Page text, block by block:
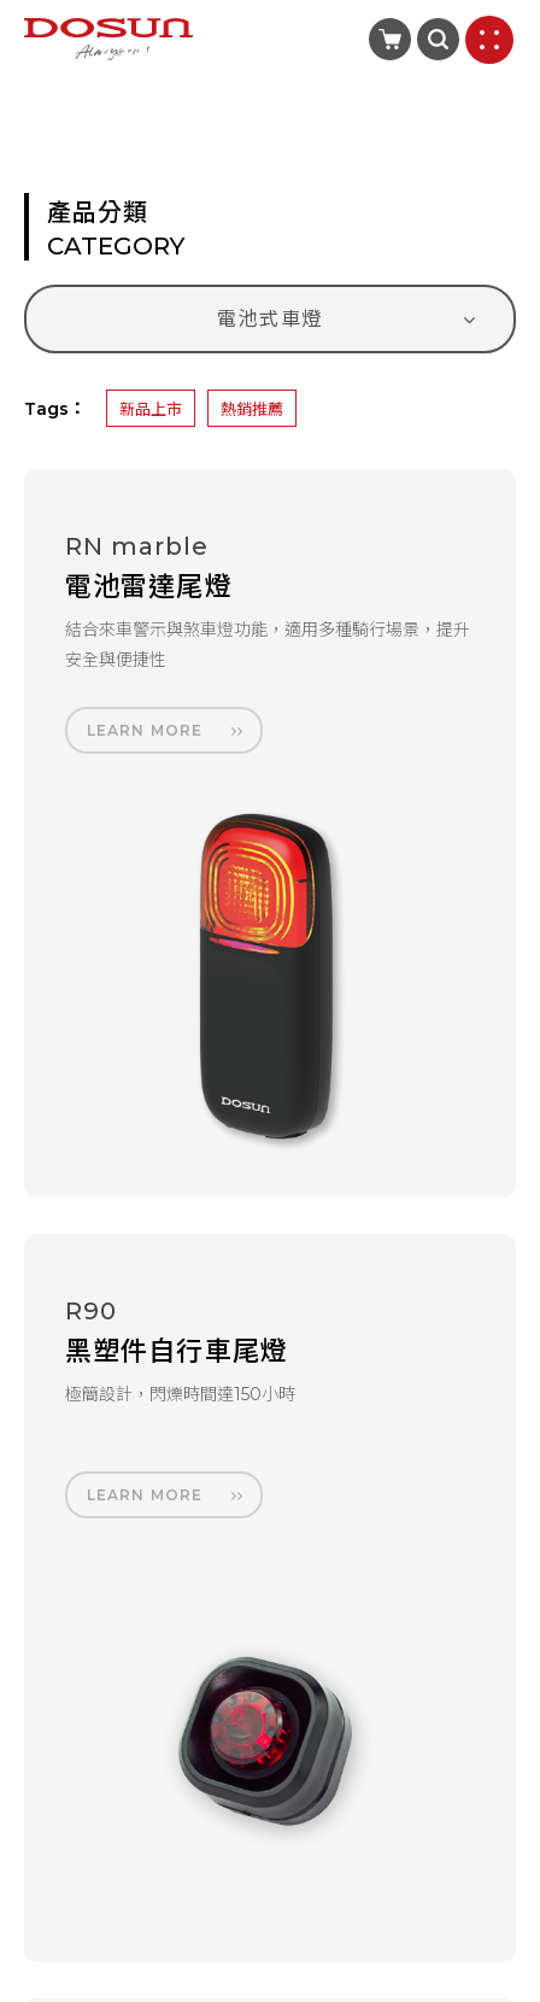
產品分類
CATEGORY
電池式車燈
Tags： 新品上市 熱銷推薦
RN marble
電池雷達尾燈
結合來車警示與煞車燈功能，適用多種騎行場景，提升
安全與便捷性
LEARN MORE
R90
黑塑件自行車尾燈
極簡設計，閃爍時間達150小時
LEARN MORE